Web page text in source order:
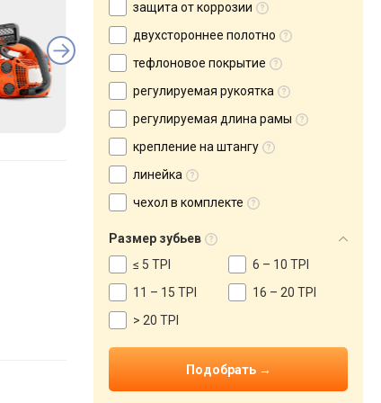
защита от коррозии
двухстороннее полотно
тефлоновое покрытие
регулируемая рукоятка
регулируемая длина рамы
крепление на штангу
линейка
чехол в комплекте
Размер зубьев
≤ 5 TPI
6 – 10 TPI
11 – 15 TPI
16 – 20 TPI
> 20 TPI